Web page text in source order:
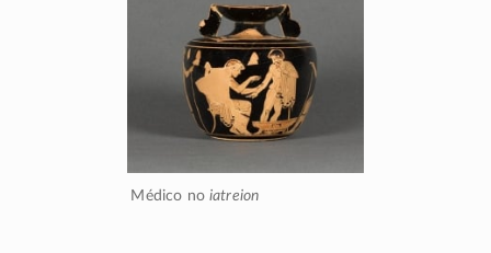
Médico noiatreion